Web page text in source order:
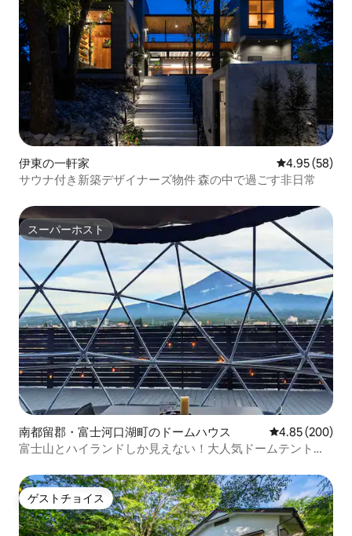
伊東の一軒家 レビュー58
4.95 (58)
サウナ付き新築デザイナーズ物件 森の中で過ごす非日常
スーパーホスト
スーパーホスト
南都留郡・富士河口湖町のドームハウス レビュー200
4.85 (200)
富士山とハイランドしか見えない！大人気ドームテント
ゲストチョイス
ゲストチョイス